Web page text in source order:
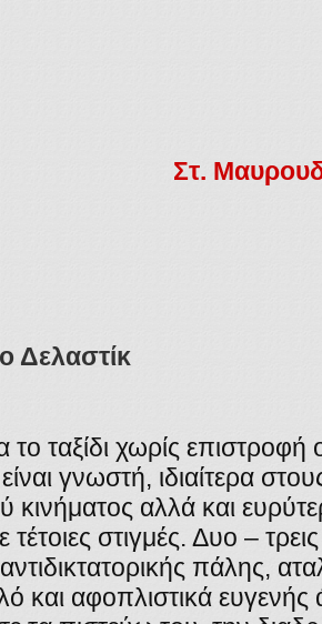
Στ.
Δελαστίκ
το ταξίδι χωρίς
γνωστή, ιδιαίτερα
κινήματος αλλά και
τέτοιες στιγμές. Δυο –
πάλης,
και αφοπλιστικά